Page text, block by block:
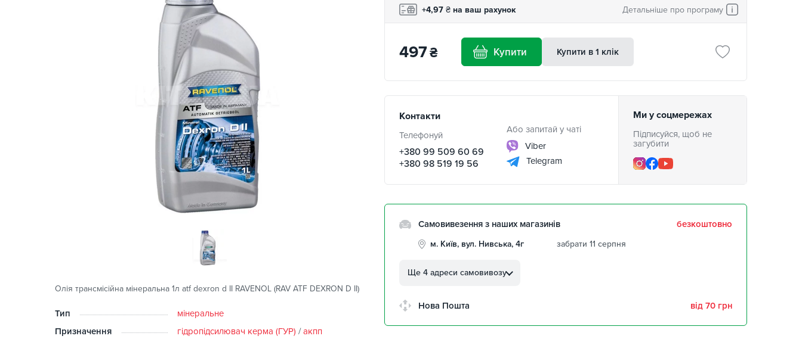
Олія трансмісійна мінеральна 1л atf dexron d II RAVENOL (RAV ATF DEXRON D II)
Тип
мінеральне
Призначення
гідропідсилювач керма (ГУР) /акпп
+4,97 ₴ на ваш рахунок Детальніше про програму
497₴ Купити Купити в 1 клік
Контакти
Телефонуй
+380 99 509 60 69
+380 98 519 19 56
Або запитай у чаті
Viber
Telegram
Ми у соцмережах
Підписуйся, щоб не
загубити
Самовивезення з наших магазинів безкоштовно
м. Київ, вул. Нивська, 4г
забрати 11 серпня
Автолюбителів, 8а
26
Ще 4 адреси самовивозу
Нова Пошта від 70 грн